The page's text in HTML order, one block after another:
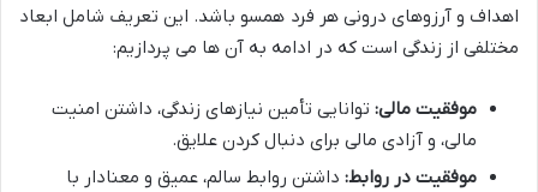
اهداف و آرزوهای درونی هر فرد همسو باشد. این تعریف شامل ابعاد
مختلفی از زندگی است که در ادامه به آن ها می پردازیم:
موفقیت مالی: توانایی تأمین نیازهای زندگی، داشتن امنیت
مالی، و آزادی مالی برای دنبال کردن علایق.
موفقیت در روابط: داشتن روابط سالم، عمیق و معنادار با